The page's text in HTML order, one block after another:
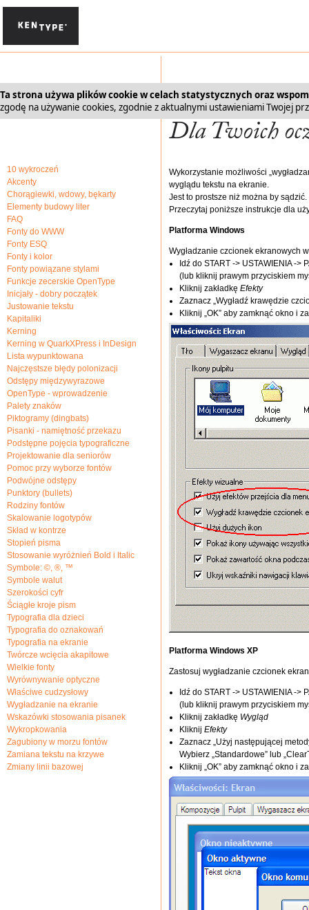
Ta strona używa plików cookie w celach statystycznych oraz
zgodę na używanie cookies, zgodnie z aktualnymi ustawieniami Twojej
10 wykroczeń
Akcenty
Chorągiewki, wdowy, bękarty
Elementy budowy liter
FAQ
Fonty do WWW
Fonty ESQ
Fonty i kolor
Fonty powiązane stylami
Funkcje zecerskie OpenType
Inicjały - dobry początek
Justowanie tekstu
Kapitaliki
Kerning
Kerning w QuarkXPress i InDesign
Lista wypunktowana
Najczęstsze błędy polonizacji
Odstępy międzywyrazowe
OpenType - wprowadzenie
Palety znaków
Piktogramy (dingbats)
Pisanki - namiętność przekazu
Podstępne pojęcia typograficzne
Projektowanie dla seniorów
Pomoc przy wyborze fontów
Podwójne odstępy
Punktory (bullets)
Rodziny fontów
Skalowanie logotypów
Skład w kontrze
Stopień pisma
Stosowanie wyróżnień Bold i Italic
Symbole: ©, ®, ™
Symbole walut
Szerokości cyfr
Ściągłe kroje pism
Typografia dla dzieci
Typografia do oznakowań
Typografia na ekranie
Twórcze wcięcia akapitowe
Wielkie fonty
Wyrównywanie optyczne
Właściwe cudzysłowy
Wygładzanie na ekranie
Wskazówki stosowania pisanek
Wykropkowania
Zagubiony w morzu fontów
Zamiana tekstu na krzywe
Zmiany linii bazowej
Wykorzystanie możliwości
wyglądu tekstu na ekranie.
Jest to prostsze niż można by sądzić.
Przeczytaj poniższe instrukcje dla
Platforma Windows
Wygładzanie czcionek ekranowych
Idź do START -> USTAWIENIA ->
(lub kliknij prawym przyciskiem
Kliknij zakładkę Efekty
Zaznacz „Wygładź krawędzie
Kliknij „OK” aby zamknąć okno i
Platforma Windows XP
Zastosuj wygładzanie czcionek
Idź do START -> USTAWIENIA ->
(lub kliknij prawym przyciskiem
Kliknij zakładkę Wygląd
Kliknij Efekty
Zaznacz „Użyj następującej
Wybierz „Standardowe” lub
Kliknij „OK” aby zamknąć okno i